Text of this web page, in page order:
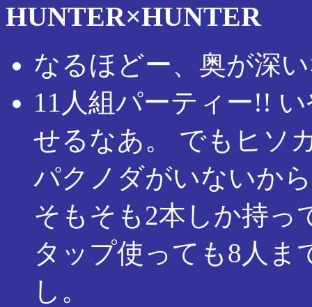
HUNTER×HUNTER
なるほどー、奥が深
11人組パーティー!!
せるなあ。 でもヒソ
パクノダがいないか
そもそも2本しか持っ
タップ使っても8人ま
し。